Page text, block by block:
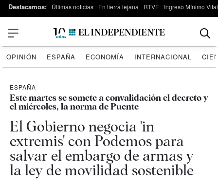
Destacamos: Últimas noticias En tierra lejana RTVE Ingreso Mínimo Vital
OPINIÓN ESPAÑA ECONOMÍA INTERNACIONAL
ESPAÑA
Este martes se somete a convalidación el decreto y
el miércoles, la norma de Puente
El Gobierno negocia 'in
extremis' con Podemos para
salvar el embargo de armas y
la ley de movilidad sostenible